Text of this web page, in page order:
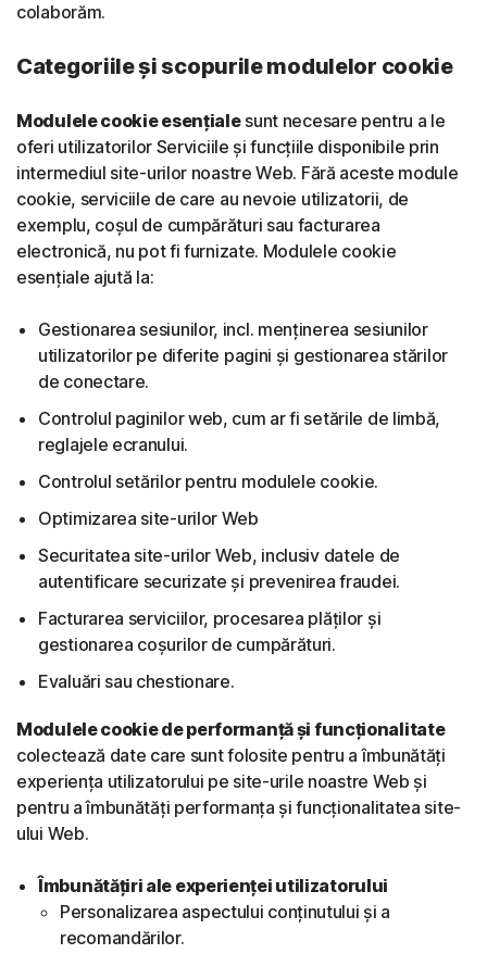
colaborăm.
Categoriile și scopurile modulelor cookie
Modulele cookie esențialesunt necesare pentru a le
oferi utilizatorilor Serviciile și funcțiile disponibile prin
intermediul site-urilor noastre Web. Fără aceste module
cookie, serviciile de care au nevoie utilizatorii, de
exemplu, coșul de cumpărături sau facturarea
electronică, nu pot fi furnizate. Modulele cookie
esențiale ajută la:
Gestionarea sesiunilor, incl. menținerea sesiunilor
utilizatorilor pe diferite pagini și gestionarea stărilor
de conectare.
Controlul paginilor web, cum ar fi setările de limbă,
reglajele ecranului.
Controlul setărilor pentru modulele cookie.
Optimizarea site-urilor Web
Securitatea site-urilor Web, inclusiv datele de
autentificare securizate și prevenirea fraudei.
Facturarea serviciilor, procesarea plăților și
gestionarea coșurilor de cumpărături.
Evaluări sau chestionare.
Modulele cookie de performanță și funcționalitate
colectează date care sunt folosite pentru a îmbunătăți
experiența utilizatorului pe site-urile noastre Web și
pentru a îmbunătăți performanța și funcționalitatea site-
ului Web.
Îmbunătățiri ale experienței utilizatorului
Personalizarea aspectului conținutului și a
recomandărilor.